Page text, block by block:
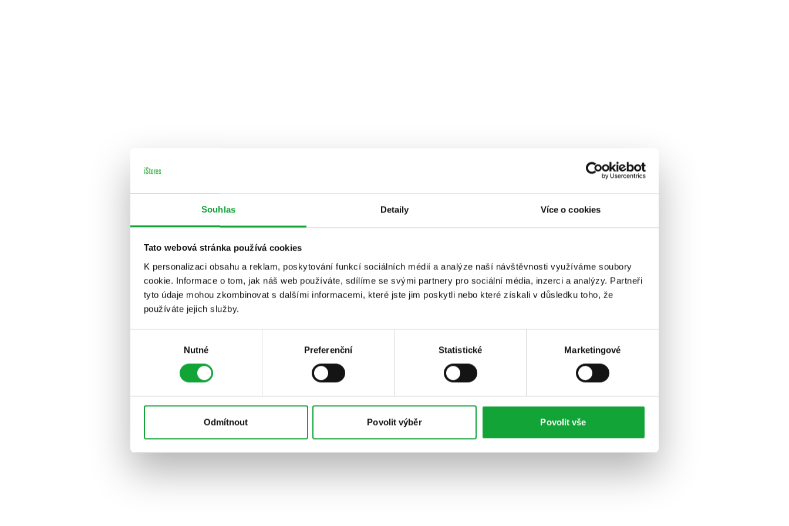
Souhlas Detaily Více o cookies
Tato webová stránka používá cookies
K personalizaci obsahu a reklam, poskytování funkcí sociálních médií a analýze naší návštěvnosti využíváme soubory
cookie. Informace o tom, jak náš web používáte, sdílíme se svými partnery pro sociální média, inzerci a analýzy. Partneři
tyto údaje mohou zkombinovat s dalšími informacemi, které jste jim poskytli nebo které získali v důsledku toho, že
používáte jejich služby.
Nutné Preferenční Statistické Marketingové
Odmítnout Povolit výběr Povolit vše